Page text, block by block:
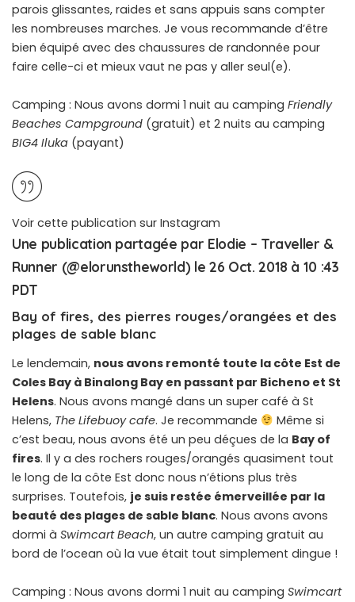
parois glissantes, raides et sans appuis sans compter
les nombreuses marches. Je vous recommande d’être
bien équipé avec des chaussures de randonnée pour
faire celle-ci et mieux vaut ne pas y aller seul(e).
Camping : Nous avons dormi 1 nuit au camping Friendly
Beaches Campground (gratuit) et 2 nuits au camping
BIG4 Iluka (payant)
Voir cette publication sur Instagram
Une publication partagée par Elodie – Traveller &
Runner (@elorunstheworld) le 26 Oct. 2018 à 10 :43
PDT
Bay of fires, des pierres rouges/orangées et des
plages de sable blanc
Le lendemain, nous avons remonté toute la côte Est de
Coles Bay à Binalong Bay en passant par Bicheno et St
Helens. Nous avons mangé dans un super café à St
Helens, The Lifebuoy cafe. Je recommande
Même si
c’est beau, nous avons été un peu déçues de la Bay of
fires. Il y a des rochers rouges/orangés quasiment tout
le long de la côte Est donc nous n’étions plus très
surprises. Toutefois, je suis restée émerveillée par la
beauté des plages de sable blanc. Nous avons avons
dormi à Swimcart Beach, un autre camping gratuit au
bord de l’ocean où la vue était tout simplement dingue !
Camping : Nous avons dormi 1 nuit au camping Swimcart